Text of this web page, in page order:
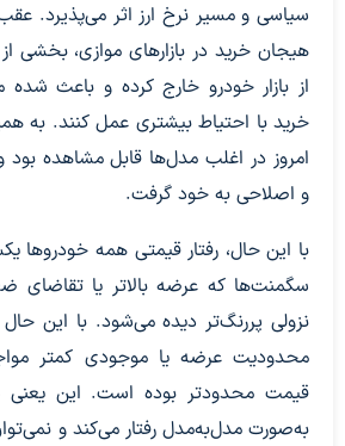
سیاسی و مسیر نرخ ارز اثر می‌پذیرد.
هیجان خرید در بازارهای موازی، بخشی
از بازار خودرو خارج کرده و باعث
خرید با احتیاط بیشتری عمل کنند. به
امروز در اغلب مدل‌ها قابل مشاهده بود
و اصلاحی به خود گرفت.
با این حال، رفتار قیمتی همه خودروها
سگمنت‌ها که عرضه بالاتر یا تقاضای
نزولی پررنگ‌تر دیده می‌شود. با این
محدودیت عرضه یا موجودی کمتر
قیمت محدودتر بوده است. این یعنی
به‌صورت مدل‌به‌مدل رفتار می‌کند و